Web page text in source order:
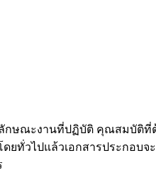
กษณะงานที่ปฏิบัติ คุณสมบัติที่
ทั่วไปแล้วเอกสารประกอบจ